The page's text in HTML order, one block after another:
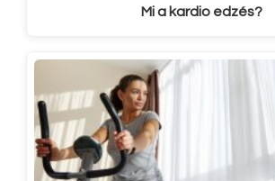
Mi a kardio edzés?